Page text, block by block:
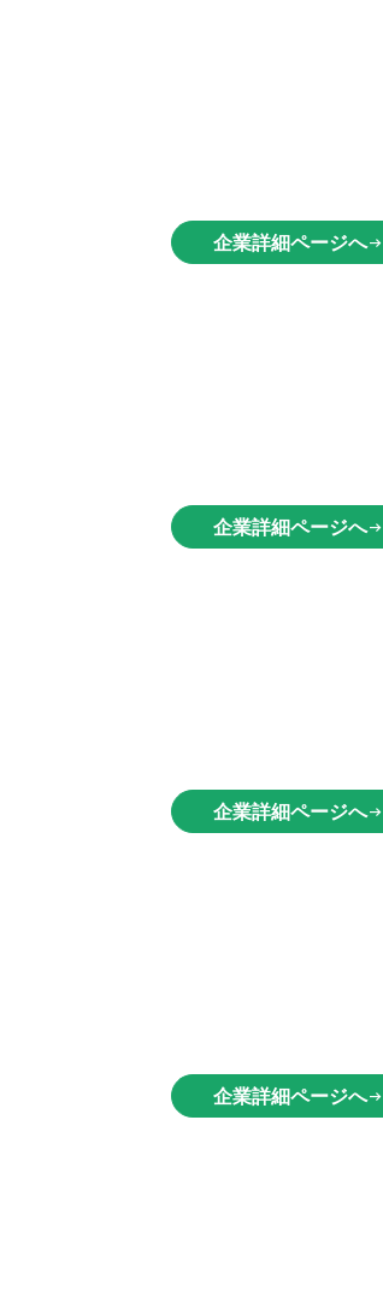
企業詳細ページへarrow_right_alt
企業詳細ページへarrow_right_alt
企業詳細ページへarrow_right_alt
企業詳細ページへarrow_right_alt